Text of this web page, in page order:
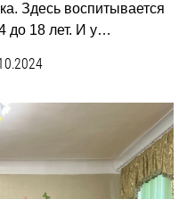
Здесь воспитывается
до 18 лет. И у…